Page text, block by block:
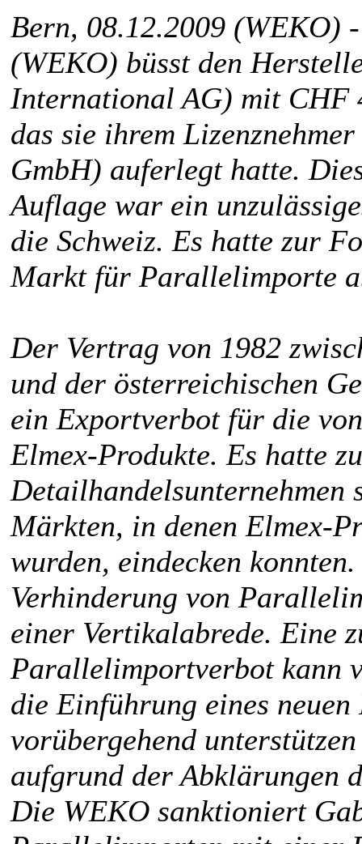
Bern, 08.12.2009 (WEKO)
(WEKO) büsst den
International AG) mit CHF
das sie ihrem
GmbH) auferlegt hatte.
Auflage war ein
die Schweiz. Es hatte zur
Markt für Parallelimporte
Der Vertrag von 1982
und der österreichischen
ein Exportverbot für die
Elmex-Produkte. Es hatte
Märkten, in denen Elmex-
wurden, eindecken
Verhinderung von
einer Vertikalabrede. Eine
Parallelimportverbot kann
die Einführung eines
vorübergehend
aufgrund der Abklärungen
Die WEKO sanktioniert